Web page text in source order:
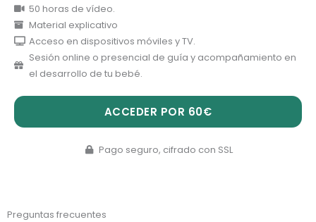
50 horas de vídeo.
Material explicativo
Acceso en dispositivos móviles y TV.
Sesión online o presencial de guía y acompañamiento en
el desarrollo de tu bebé.
ACCEDER POR 60€
Pago seguro, cifrado con SSL
Preguntas frecuentes